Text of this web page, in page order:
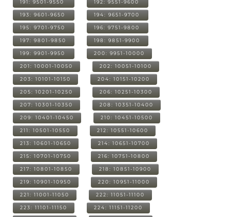
191: 9501-9550 192: 9551-9600
193: 9601-9650 194: 9651-9700
195: 9701-9750 196: 9751-9800
197: 9801-9850 198: 9851-9900
199: 9901-9950 200: 9951-10000
201: 10001-10050 202: 10051-10100
203: 10101-10150 204: 10151-10200
205: 10201-10250 206: 10251-10300
207: 10301-10350 208: 10351-10400
209: 10401-10450 210: 10451-10500
211: 10501-10550 212: 10551-10600
213: 10601-10650 214: 10651-10700
215: 10701-10750 216: 10751-10800
217: 10801-10850 218: 10851-10900
219: 10901-10950 220: 10951-11000
221: 11001-11050 222: 11051-11100
223: 11101-11150 224: 11151-11200